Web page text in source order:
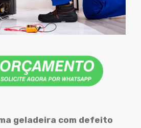
geladeira com defeito